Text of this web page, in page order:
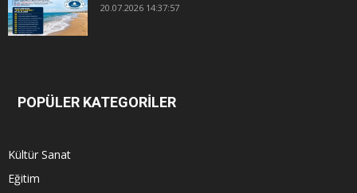
20.07.2026 14:37:57
POPÜLER KATEGORİLER
Kültür Sanat
Eğitim